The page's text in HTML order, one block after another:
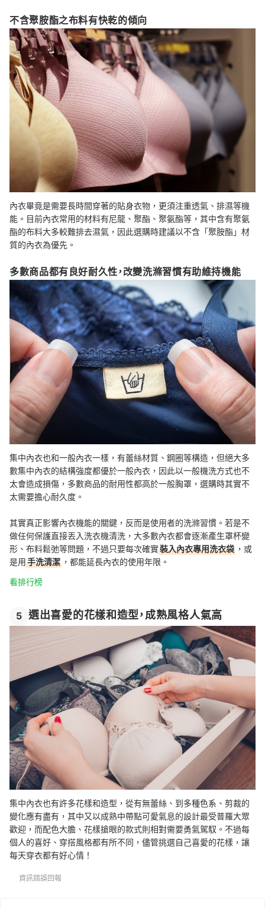
不含聚胺酯之布料有快乾的傾向
內衣畢竟是需要長時間穿著的貼身衣物，更須注重透氣、排濕等機
能。目前內衣常用的材料有尼龍、聚酯、聚氨酯等，其中含有聚氨
酯的布料大多較難排去濕氣，因此選購時建議以不含「聚胺酯」材
質的內衣為優先。
多數商品都有良好耐久性，改變洗滌習慣有助維持機能
集中內衣也和一般內衣一樣，有蕾絲材質、鋼圈等構造，但絕大多
數集中內衣的結構強度都優於一般內衣，因此以一般機洗方式也不
太會造成損傷，多數商品的耐用性都高於一般胸罩，選購時其實不
太需要擔心耐久度。
其實真正影響內衣機能的關鍵，反而是使用者的洗滌習慣。若是不
做任何保護直接丟入洗衣機清洗，大多數內衣都會逐漸產生罩杯變
形、布料鬆弛等問題，不過只要每次確實裝入內衣專用洗衣袋 ，或
是用手洗清潔 ，都能延長內衣的使用年限。
看排行榜
5 選出喜愛的花樣和造型，成熟風格人氣高
集中內衣也有許多花樣和造型，從有無蕾絲、到多種色系、剪裁的
變化應有盡有，其中又以成熟中帶點可愛氣息的設計最受普羅大眾
歡迎，而配色大膽、花樣搶眼的款式則相對需要勇氣駕馭。不過每
個人的喜好、穿搭風格都有所不同，儘管挑選自己喜愛的花樣，讓
每天穿衣都有好心情！
資訊錯誤回報